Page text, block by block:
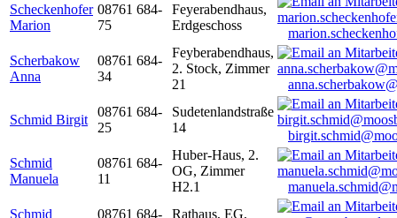
Scheckenhofer
Marion
08761 684-
75
Feyerabendhaus,
Erdgeschoss
Scherbakow
Anna
08761 684-
34
Feyberabendhaus,
2. Stock, Zimmer
21
Schmid Birgit
08761 684-
25
Sudetenlandstraße
14
Schmid
Manuela
08761 684-
11
Huber-Haus, 2.
OG, Zimmer
H2.1
Schmid
08761 684-
Rathaus, EG,